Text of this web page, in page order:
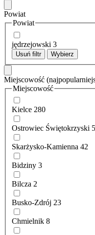
Powiat
Powiat
jędrzejowski 3
Usuń filtr Wybierz
Miejscowość
Miejscowość
Kielce 280
Ostrowiec Świętokrzyski
Skarżysko-Kamienna 42
Bidziny 3
Bilcza 2
Busko-Zdrój 23
Chmielnik 8